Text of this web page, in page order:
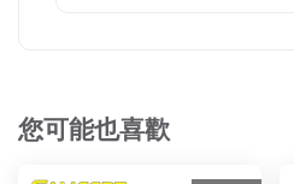
您可能也喜歡